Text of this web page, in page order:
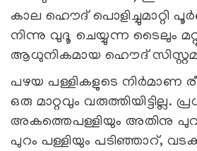
കാല ഹൌദ് പൊളിച്ചുമാറ്റി
നിന്നു വുദൂ ചെയ്യുന്ന ടൈലും
ആധുനികമായ ഹൌദ്
പഴയ പള്ളികളുടെ നിര്‍മാണ
ഒരു മാറ്റവും വരുത്തിയിട്ടില്ല.
അകത്തെപള്ളിയും അതിനു
പുറം പള്ളിയും പടിഞ്ഞാറ്,